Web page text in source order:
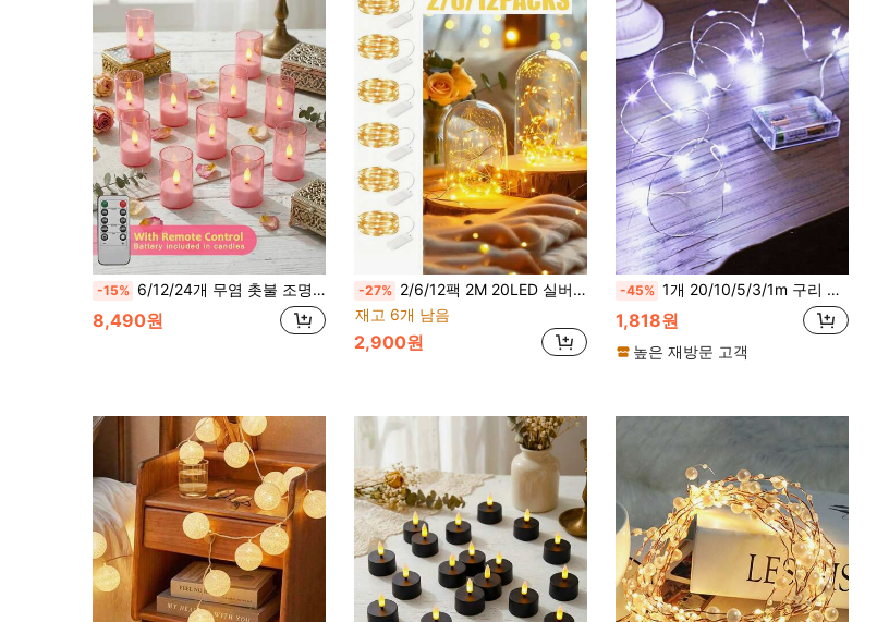
-15% 6/12/24개 무염 촛불 조명 리모컨 포함, 타이머/리모컨 기능, 배터리 작동, 핑크 컵 왁스, 따뜻한 빛, 따뜻한 촛불, 내장된 깜박이는 조명 스트링, 배터리 작동 무염 촛불, 퍼플 LED 조명 스트링 촛불 조명, 테이블 센터피스 장식용, 가정, 할로윈, 크리스마스, 발렌타인데이, 어머니날, 생일, 선물, 프로포즈, 결혼식, 파티, 다양한 휴일 분위기 조명에 적합
8,490원
-27% 2/6/12팩 2M 20LED 실버 구리 와이어 페어리 스트링 라이트, 배터리 작동 미니 소프트 글로우 라이트 체인, 선물 상자 필러 침실 웨딩 파티 레이아웃용 DIY 핸드메이드 가랜드, 방 테이블 장면 연출용 사랑스러운 장식 선물 액세서리
재고 6개 남음
2,900원
-45% 1개 20/10/5/3/1m 구리 와이어 스트링 라이트, 배터리 구동, 실내 장식 조명, 침실, 방 벽 장식, 웨딩 파티 장식, 캠핑 텐트 장식, 야외 정원 장식 스트링 라이트, 졸업 파티 장식 스트링 라이트에 적합
1,818원
높은 재방문 고객